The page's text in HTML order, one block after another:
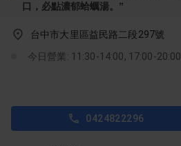
口，必點濃郁蛤蠣湯。 ”
台中市大里區益民路二段297號
今日營業: 11:30-14:00, 17:00-20:00
0424822296